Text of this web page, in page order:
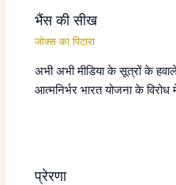
भैंस की सीख
जोक्स का पिटारा
अभी अभी मीडिया के सूत्रों के
आत्मनिर्भर भारत योजना के
प्रेरणा